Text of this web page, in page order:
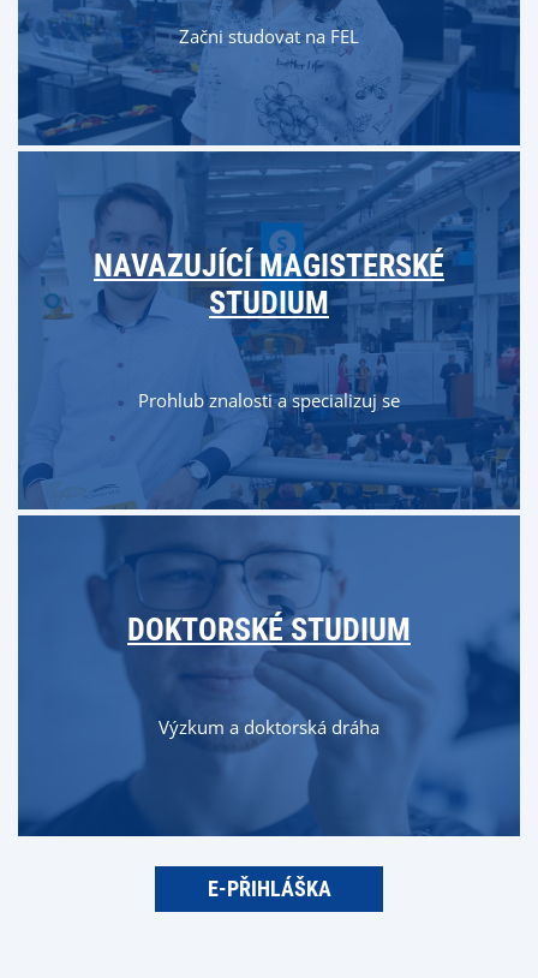
Začni studovat na FEL
NAVAZUJÍCÍ MAGISTERSKÉ
STUDIUM
Prohlub znalosti a specializuj se
DOKTORSKÉ STUDIUM
Výzkum a doktorská dráha
E-PŘIHLÁŠKA